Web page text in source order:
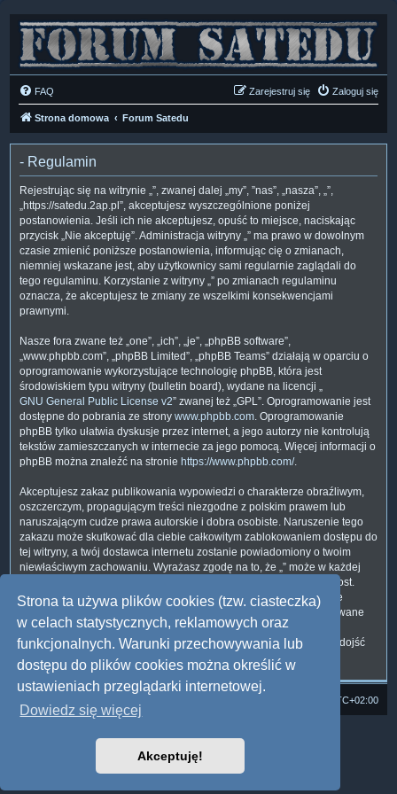
Strona ta używa plików cookies (tzw. ciasteczka)
w celach statystycznych, reklamowych oraz
funkcjonalnych. Warunki przechowywania lub
dostępu do plików cookies można określić w
ustawieniach przeglądarki internetowej.
Dowiedz się więcej
Akceptuję!
FAQ Zaloguj się
Zarejestruj się
Strona domowa Forum Satedu
- Regulamin
Rejestrując się na witrynie „”, zwanej dalej „my”, ”nas”, „nasza”, „”,
„https://satedu.2ap.pl”, akceptujesz wyszczególnione poniżej
postanowienia. Jeśli ich nie akceptujesz, opuść to miejsce, naciskając
przycisk „Nie akceptuję”. Administracja witryny „” ma prawo w dowolnym
czasie zmienić poniższe postanowienia, informując cię o zmianach,
niemniej wskazane jest, aby użytkownicy sami regularnie zaglądali do
tego regulaminu. Korzystanie z witryny „” po zmianach regulaminu
oznacza, że akceptujesz te zmiany ze wszelkimi konsekwencjami
prawnymi.
Nasze fora zwane też „one”, „ich”, „je”, „phpBB software”,
„www.phpbb.com”, „phpBB Limited”, „phpBB Teams” działają w oparciu o
oprogramowanie wykorzystujące technologię phpBB, która jest
środowiskiem typu witryny (bulletin board), wydane na licencji „
GNU General Public License v2” zwanej też „GPL”. Oprogramowanie jest
dostępne do pobrania ze strony www.phpbb.com. Oprogramowanie
phpBB tylko ułatwia dyskusje przez internet, a jego autorzy nie kontrolują
tekstów zamieszczanych w internecie za jego pomocą. Więcej informacji o
phpBB można znaleźć na stronie https://www.phpbb.com/.
Akceptujesz zakaz publikowania wypowiedzi o charakterze obraźliwym,
oszczerczym, propagującym treści niezgodne z polskim prawem lub
naruszającym cudze prawa autorskie i dobra osobiste. Naruszenie tego
zakazu może skutkować dla ciebie całkowitym zablokowaniem dostępu do
tej witryny, a twój dostawca internetu zostanie powiadomiony o twoim
niewłaściwym zachowaniu. Wyrażasz zgodę na to, że „” może w każdej
chwili usunąć, zmienić, przenieść lub zamknąć każdy twój temat, post.
Wyrażasz zgodę na zapisywanie wszystkich podanych przez ciebie
informacji w naszej bazie danych. Informacje te nie będą przekazywane
nikomu bez twojej zgody, ale ani „”, ani phpBB nie ponosi
odpowiedzialności za włamania do witryny, podczas których może dojść
do kradzieży danych.
UTC+02:00
Style: Multi Design by Joyce&Luna
Zasady ochrony danych osobowych